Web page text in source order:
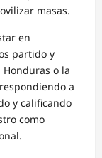
masas.
en
partido y
o la
a
y calificando
como